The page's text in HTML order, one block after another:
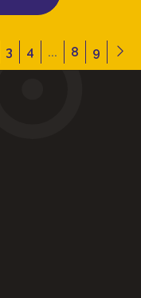
3 4 ... 8 9